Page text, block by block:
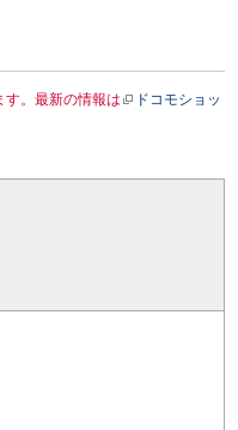
す。最新の情報は
ドコモショッ